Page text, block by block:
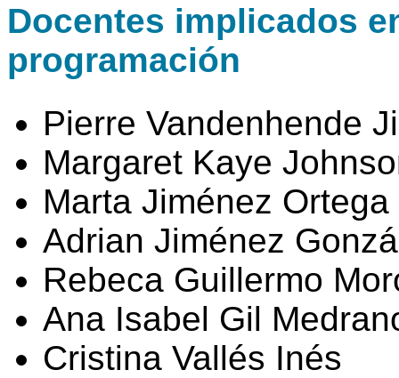
Docentes implicados
programación
Pierre Vandenhende
Margaret Kaye
Marta Jiménez Ortega
Adrian Jiménez
Rebeca Guillermo
Ana Isabel Gil
Cristina Vallés Inés